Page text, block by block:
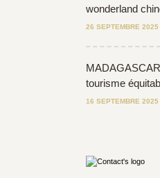
wonderland
26 SEPTEMBRE 2025
tourisme
16 SEPTEMBRE 2025